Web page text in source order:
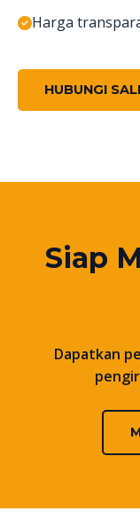
Harga
HUBUNGI
Siap
Dapatkan